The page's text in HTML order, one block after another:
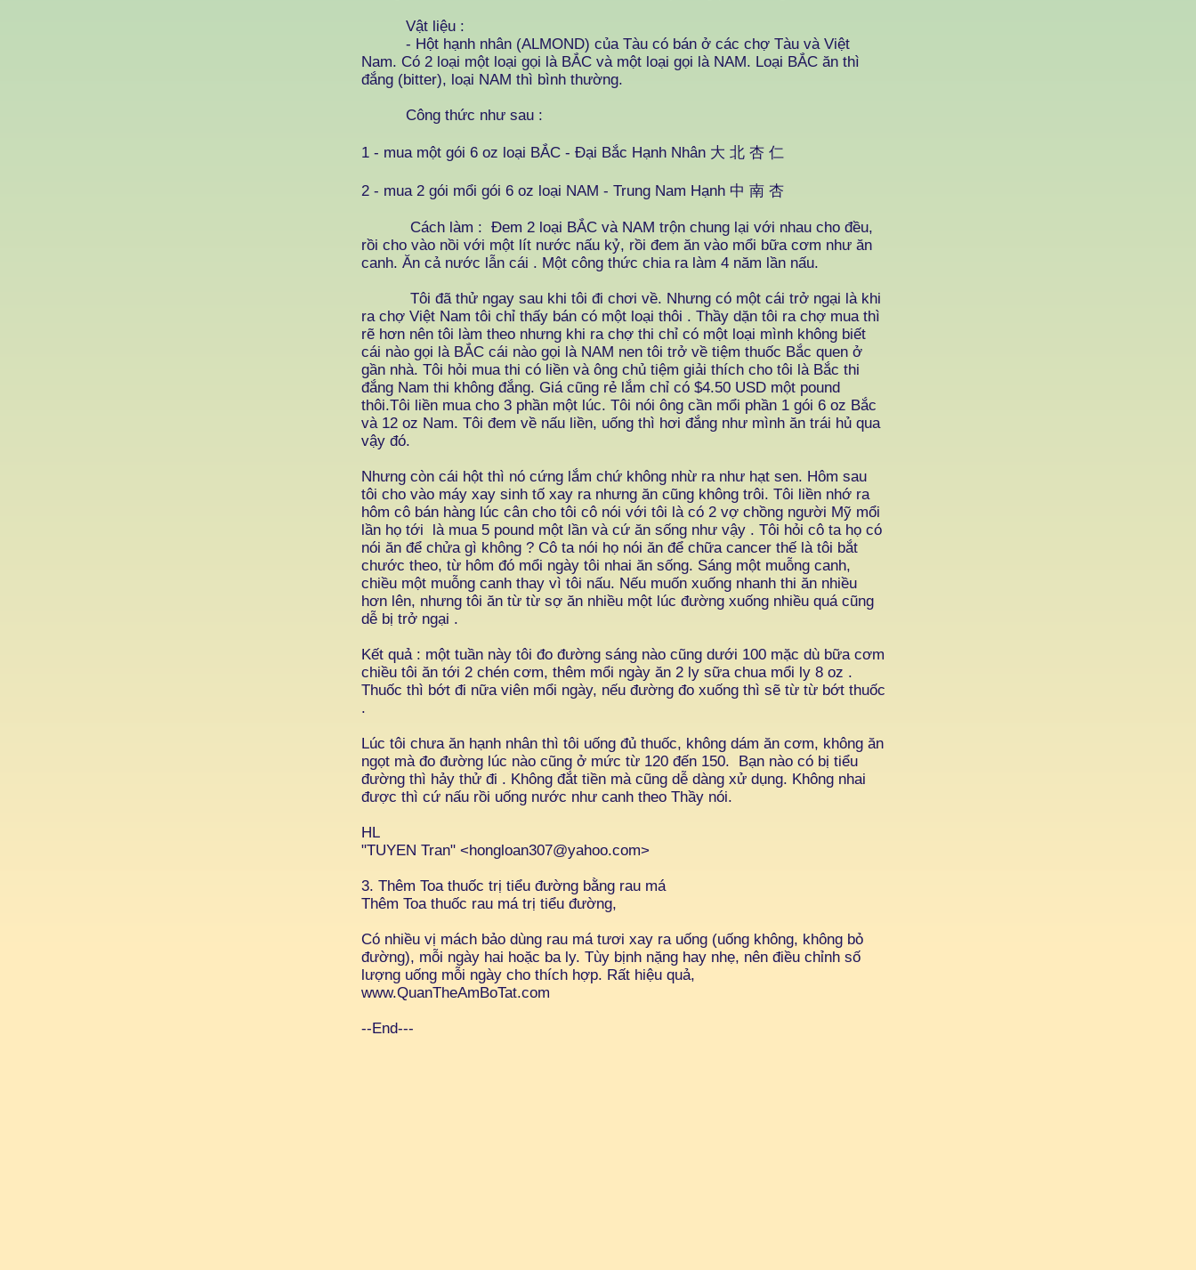
Vật liệu :
- Hột hạnh nhân (ALMOND) của Tàu có bán ở các chợ Tàu và Việt
Nam. Có 2 loại một loại gọi là BẮC và một loại gọi là NAM. Loại BẮC ăn thì
đắng (bitter), loại NAM thì bình thường.
Công thức như sau :
1 - mua một gói 6 oz loại BẮC - Đại Bắc Hạnh Nhân 大 北 杏 仁
2 - mua 2 gói mổi gói 6 oz loại NAM - Trung Nam Hạnh 中 南 杏
Cách làm : Đem 2 loại BẮC và NAM trộn chung lại với nhau cho đều,
rồi cho vào nồi với một lít nước nấu kỷ, rồi đem ăn vào mổi bữa cơm như ăn
canh. Ăn cả nước lẫn cái . Một công thức chia ra làm 4 năm lần nấu.
Tôi đã thử ngay sau khi tôi đi chơi về. Nhưng có một cái trở ngại là khi
ra chợ Việt Nam tôi chỉ thấy bán có một loại thôi . Thầy dặn tôi ra chợ mua thì
rẽ hơn nên tôi làm theo nhưng khi ra chợ thi chỉ có một loại mình không biết
cái nào gọi là BẮC cái nào gọi là NAM nen tôi trở về tiệm thuốc Bắc quen ở
gần nhà. Tôi hỏi mua thi có liền và ông chủ tiệm giải thích cho tôi là Bắc thi
đắng Nam thi không đắng. Giá cũng rẻ lắm chỉ có $4.50 USD một pound
thôi.Tôi liền mua cho 3 phần một lúc. Tôi nói ông cần mổi phần 1 gói 6 oz Bắc
và 12 oz Nam. Tôi đem về nấu liền, uống thì hơi đắng như mình ăn trái hủ qua
vậy đó.
Nhưng còn cái hột thì nó cứng lắm chứ không nhừ ra như hạt sen. Hôm sau
tôi cho vào máy xay sinh tố xay ra nhưng ăn cũng không trôi. Tôi liền nhớ ra
hôm cô bán hàng lúc cân cho tôi cô nói với tôi là có 2 vợ chồng người Mỹ mổi
lần họ tới là mua 5 pound một lần và cứ ăn sống như vậy . Tôi hỏi cô ta họ có
nói ăn để chửa gì không ? Cô ta nói họ nói ăn để chữa cancer thế là tôi bắt
chước theo, từ hôm đó mổi ngày tôi nhai ăn sống. Sáng một muỗng canh,
chiều một muỗng canh thay vì tôi nấu. Nếu muốn xuống nhanh thi ăn nhiều
hơn lên, nhưng tôi ăn từ từ sợ ăn nhiều một lúc đường xuống nhiều quá cũng
dễ bị trở ngại .
Kết quả : một tuần này tôi đo đường sáng nào cũng dưới 100 mặc dù bữa cơm
chiều tôi ăn tới 2 chén cơm, thêm mổi ngày ăn 2 ly sữa chua mổi ly 8 oz .
Thuốc thì bớt đi nữa viên mổi ngày, nếu đường đo xuống thì sẽ từ từ bớt thuốc
.
Lúc tôi chưa ăn hạnh nhân thì tôi uống đủ thuốc, không dám ăn cơm, không ăn
ngọt mà đo đường lúc nào cũng ở mức từ 120 đến 150. Bạn nào có bị tiểu
đường thì hảy thử đi . Không đắt tiền mà cũng dễ dàng xử dụng. Không nhai
được thì cứ nấu rồi uống nước như canh theo Thầy nói.
HL
"TUYEN Tran" <hongloan307@yahoo.com>
3. Thêm Toa thuốc trị tiểu đường bằng rau má
Thêm Toa thuốc rau má trị tiểu đường,
Có nhiều vị mách bảo dùng rau má tươi xay ra uống (uống không, không bỏ
đường), mỗi ngày hai hoặc ba ly. Tùy bịnh nặng hay nhẹ, nên điều chỉnh số
lượng uống mỗi ngày cho thích hợp. Rất hiệu quả,
www.QuanTheAmBoTat.com
--End---